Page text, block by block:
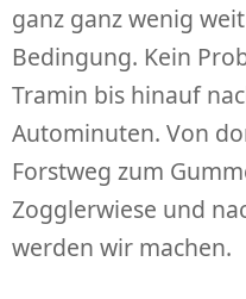
ganz ganz wenig
Bedingung. Kein
Tramin bis hinauf
Autominuten. Von
Forstweg zum
Zogglerwiese und
werden wir machen.